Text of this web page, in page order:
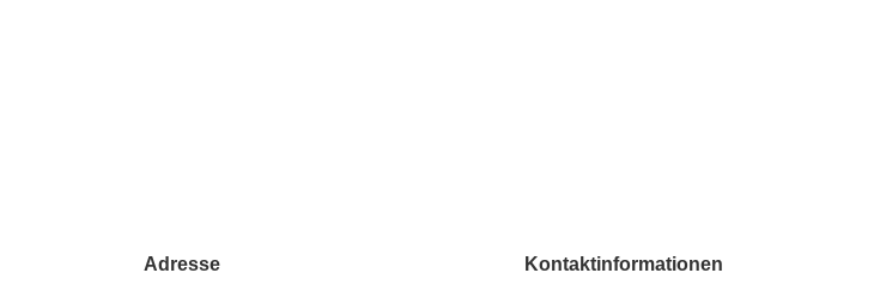
Adresse Kontaktinformationen